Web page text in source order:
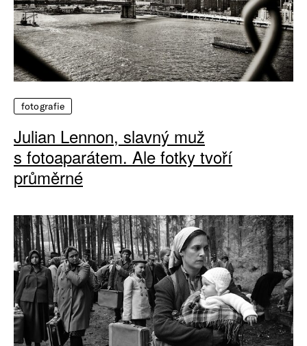
fotografie
Julian Lennon, slavný muž
s fotoaparátem. Ale fotky tvoří
průměrné